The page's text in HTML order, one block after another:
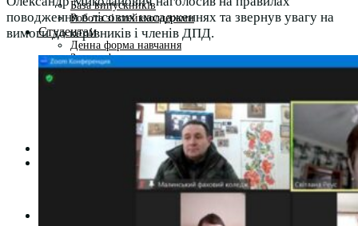
База випускників
Робота зі стейкхолдерами
Студентам
Денна форма навчання
Заочна форма навчання
Студентська рада
Центр кар’єри та працевлаштування
Центр дуальної освіти
Неформальна та інформальна освіта
Міжнародне співробітництво
Міжнародне співробітництво для викладачів
Міжнародне співробітництво для студентів
поводження в лісових насадженнях та звернув увагу на
вимоги до керівників і членів ДПД.